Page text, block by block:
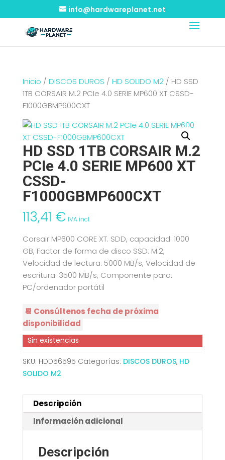
info@hardwareplanet.net
Inicio / DISCOS DUROS / HD SOLIDO M2/ HD SSD
1TB CORSAIR M.2 PCIe 4.0 SERIE MP600 XT CSSD-
F1000GBMP600CXT
HD SSD 1TB CORSAIR M.2
PCIe 4.0 SERIE MP600 XT
CSSD-
F1000GBMP600CXT
113,41 € IVA incl.
Corsair MP600 CORE XT. SDD, capacidad: 1000
GB, Factor de forma de disco SSD: M.2,
Velocidad de lectura: 5000 MB/s, Velocidad de
escritura: 3500 MB/s, Componente para:
PC/ordenador portátil
📆 Consúltenos fecha de próxima
disponibilidad
Sin existencias
SKU: HDD56595 Categorías: DISCOS DUROS, HD
SOLIDO M2
Descripción
Información adicional
Descripción